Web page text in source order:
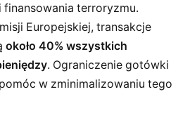
i finansowania terroryzmu.
Europejskiej, transakcje
około 40% wszystkich
. Ograniczenie gotówki
w zminimalizowaniu tego